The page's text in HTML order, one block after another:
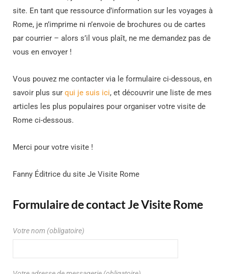
site. En tant que ressource d’information sur les voyages à
Rome, je n’imprime ni n’envoie de brochures ou de cartes
par courrier – alors s’il vous plaît, ne me demandez pas de
vous en envoyer !
Vous pouvez me contacter via le formulaire ci-dessous, en
savoir plus sur qui je suis ici, et découvrir une liste de mes
articles les plus populaires pour organiser votre visite de
Rome ci-dessous.
Merci pour votre visite !
Fanny Éditrice du site Je Visite Rome
Formulaire de contact Je Visite Rome
Votre nom (obligatoire)